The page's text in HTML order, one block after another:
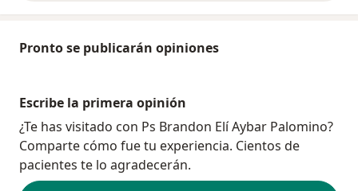
Pronto se publicarán opiniones
Escribe la primera opinión
¿Te has visitado con Ps Brandon Elí Aybar Palomino?
Comparte cómo fue tu experiencia. Cientos de
pacientes te lo agradecerán.